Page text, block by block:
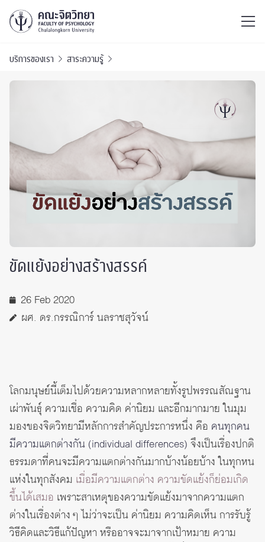
บริการของเรา สาระความรู้
ขัดแย้งอย่างสร้างสรรค์
26 Feb 2020
ผศ. ดร.กรรณิการ์ นลราชสุวัจน์
โลกมนุษย์นี้เต็มไปด้วยความหลากหลายทั้งรูปพรรณสัณฐาน
เผ่าพันธุ์ ความเชื่อ ความคิด ค่านิยม และอีกมากมาย ในมุม
มองของจิตวิทยามีหลักการสำคัญประการหนึ่ง คือ คนทุกคน
มีความแตกต่างกัน (individual differences) จึงเป็นเรื่องปกติ
ธรรมดาที่คนจะมีความแตกต่างกันมากบ้างน้อยบ้าง ในทุกหน
แห่งในทุกสังคม เมื่อมีความแตกต่าง ความขัดแย้งก็ย่อมเกิด
ขึ้นได้เสมอ เพราะสาเหตุของความขัดแย้งมาจากความแตก
ต่างในเรื่องต่าง ๆ ไม่ว่าจะเป็น ค่านิยม ความคิดเห็น การรับรู้
วิธีคิดและวิธีแก้ปัญหา หรืออาจจะมาจากเป้าหมาย ความ